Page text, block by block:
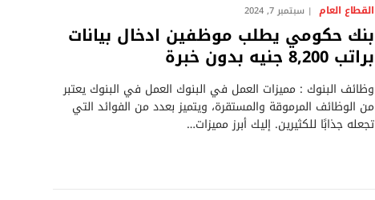
القطاع العام سبتمبر 7, 2024
بنك حكومي يطلب موظفين ادخال بيانات
براتب 8,200 جنيه بدون خبرة
وظائف البنوك : مميزات العمل في البنوك العمل في البنوك يعتبر
من الوظائف المرموقة والمستقرة، ويتميز بعدد من الفوائد التي
تجعله جذابًا للكثيرين. إليك أبرز مميزات…